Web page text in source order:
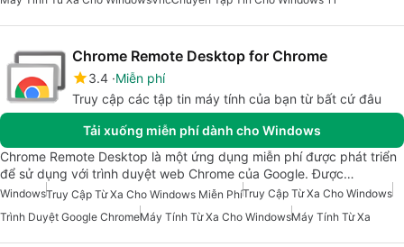
Chrome Remote Desktop for Chrome
3.4 Miễn phí
Truy cập các tập tin máy tính của bạn từ bất cứ đâu
Tải xuống miễn phí dành cho Windows
Chrome Remote Desktop là một ứng dụng miễn phí được phát triển
để sử dụng với trình duyệt web Chrome của Google. Được…
WindowsTruy Cập Từ Xa Cho Windows Miễn PhíTruy Cập Từ Xa Cho Windows
Trình Duyệt Google ChromeMáy Tính Từ Xa Cho WindowsMáy Tính Từ Xa